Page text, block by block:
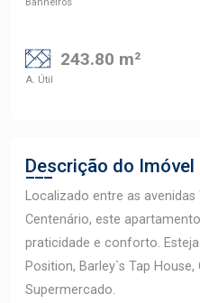
243.80 m²
A. Útil
Descrição do Imóvel
Localizado entre as
Centenário, este
praticidade e conforto.
Position, Barley`s Tap
Supermercado.